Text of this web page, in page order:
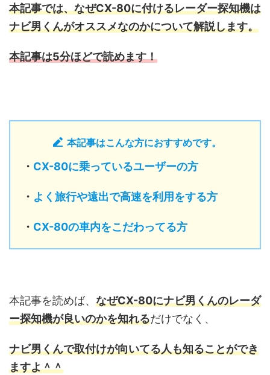
本記事では、なぜCX-80に付けるレーダー探知機は
ナビ男くんがオススメなのかについて解説します。
本記事は5分ほどで読めます！
本記事はこんな方におすすめです。
・ CX-80に乗っているユーザーの方
・ よく旅行や遠出で高速を利用をする方
・ CX-80の車内をこだわってる方
本記事を読めば、 なぜCX-80にナビ男くんのレーダ
ー探知機が良いのかを知れるだけでなく、
ナビ男くんで取付けが向いてる人も知ることができ
ますよ＾＾